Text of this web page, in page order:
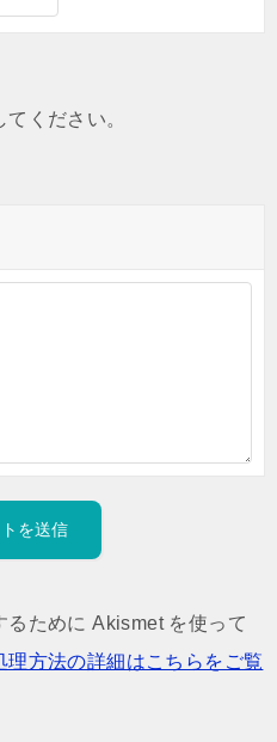
ください。
るために Akismet を使って
理方法の詳細はこちらをご覧